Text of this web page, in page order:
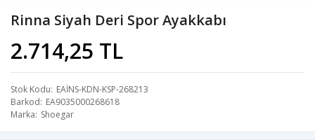
Rinna Siyah Deri Spor Ayakkabı
2.714,25 TL
Stok Kodu EAİNS-KDN-KSP-268213
Barkod EA9035000268618
Marka Shoegar